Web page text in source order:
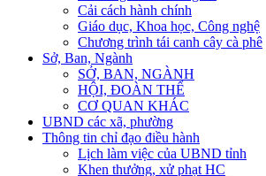
Cải cách hành chính
Giáo dục, Khoa học, Công nghệ
Chương trình tái canh cây cà phê
Sở, Ban, Ngành
SỞ, BAN, NGÀNH
HỘI, ĐOÀN THỂ
CƠ QUAN KHÁC
UBND các xã, phường
Thông tin chỉ đạo điều hành
Lịch làm việc của UBND tỉnh
Khen thưởng, xử phạt HC